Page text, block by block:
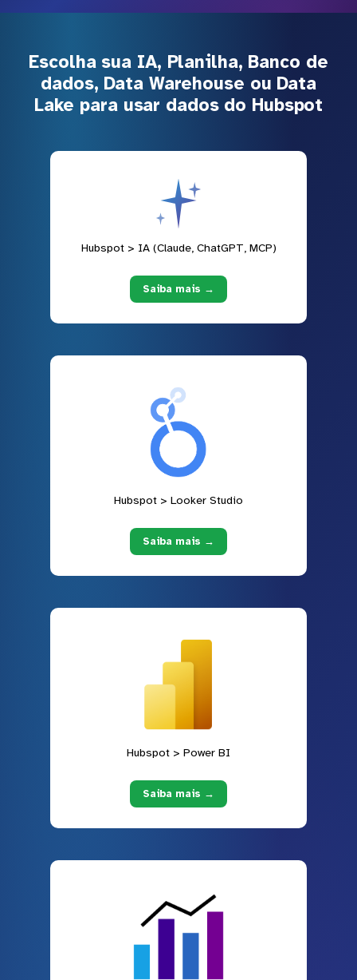
Escolha sua IA, Planilha, Banco de
dados, Data Warehouse ou Data
Lake para usar dados do Hubspot
Hubspot > IA (Claude, ChatGPT, MCP)
Saiba mais →
Hubspot > Looker Studio
Saiba mais →
Hubspot > Power BI
Saiba mais →